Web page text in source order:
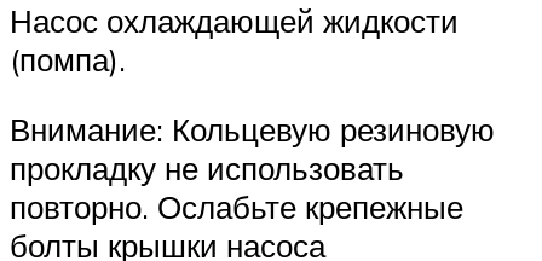
Насос охлаждающей жидкости
(помпа).
Внимание: Кольцевую резиновую
прокладку не использовать
повторно. Ослабьте крепежные
болты крышки насоса